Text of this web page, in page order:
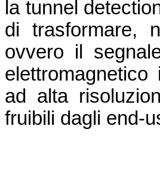
la tunnel
di trasformare,
ovvero il
ad alta
fruibili dagli end-